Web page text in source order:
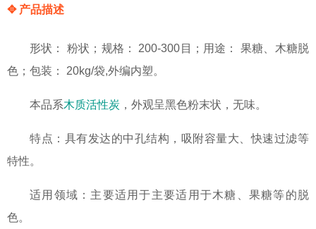
✥ 产品描述
形状： 粉状；规格： 200-300目；用途： 果糖、木糖脱
色；包装： 20kg/袋,外编内塑。
本品系木质活性炭 ，外观呈黑色粉末状，无味。
特点：具有发达的中孔结构，吸附容量大、快速过滤等
特性。
适用领域：主要适用于主要适用于木糖、果糖等的脱
色。